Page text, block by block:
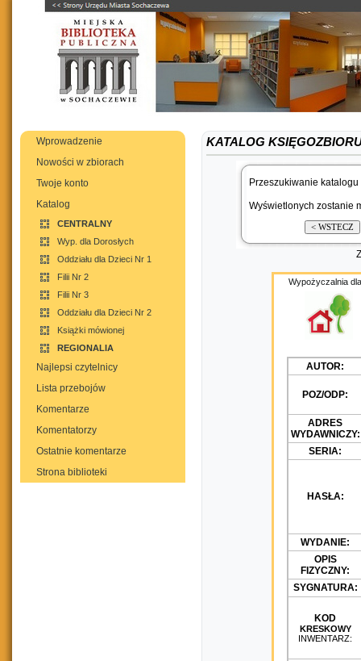
Wprowadzenie
Nowości w zbiorach
Twoje konto
Katalog
CENTRALNY
Wyp. dla Dorosłych
Oddziału dla Dzieci Nr 1
Filii Nr 2
Filii Nr 3
Oddziału dla Dzieci Nr 2
Książki mówionej
REGIONALIA
Najlepsi czytelnicy
Lista przebojów
Komentarze
Komentatorzy
Ostatnie komentarze
Strona biblioteki
KATALOG
Przeszukiwanie
Wyświetlonych zostanie
Wypożyczalnia
AUTOR:
POZ/ODP:
ADRES
WYDAWNICZY:
SERIA:
HASŁA:
WYDANIE:
OPIS
FIZYCZNY:
SYGNATURA:
KOD
KRESKOWY
INWENTARZ: